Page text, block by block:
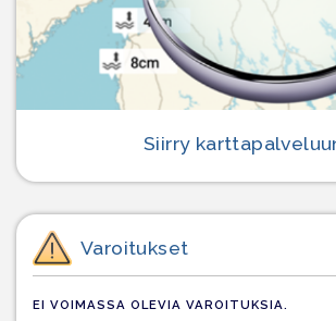
Siirry
Varoitukset
EI VOIMASSA OLEVIA VAROITUKSIA.